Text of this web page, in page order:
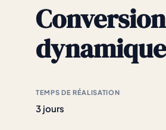
TEMPS DE RÉALISATION
3 jours